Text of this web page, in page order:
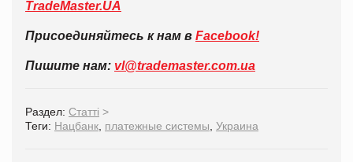
TradeMaster.UA
Присоединяйтесь к нам в Facebook!
Пишите нам: vl@trademaster.com.ua
Раздел: Статті >
Теги: Нацбанк платежные системы Украина